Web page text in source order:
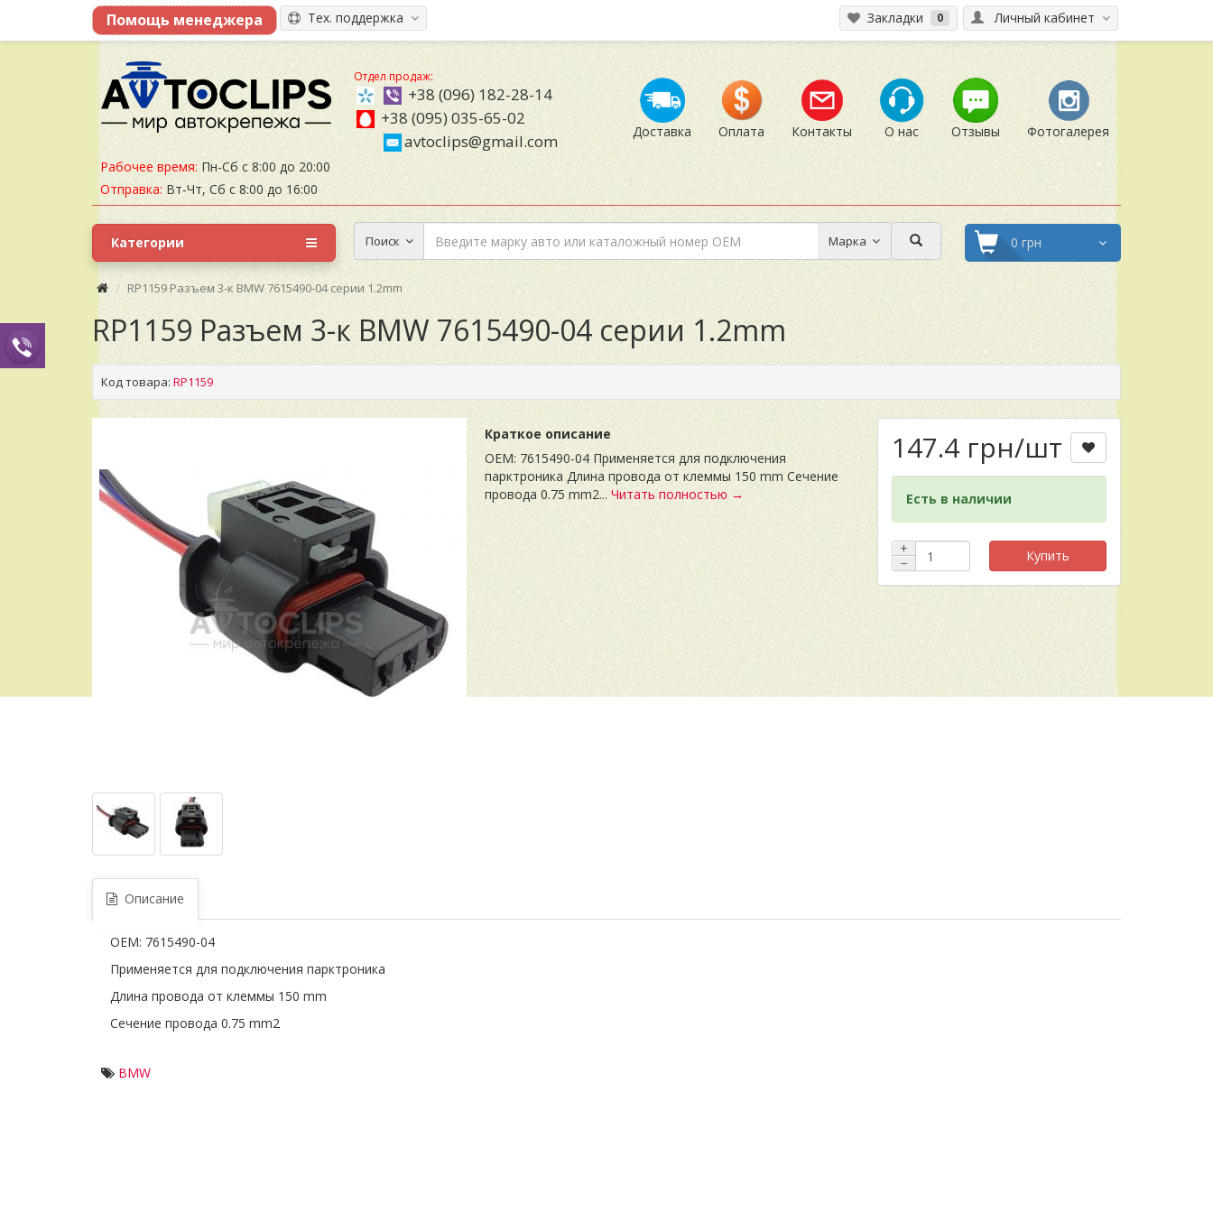
Личный кабинет
Тех. поддержка Закладки 0
Рабочее время: Пн-Сб с 8:00 до 20:00
Отправка: Вт-Чт, Сб с 8:00 до 16:00
Отдел продаж:
+38 (096) 182-28-14
+38 (095) 035-65-02
avtoclips@gmail.com
Доставка Оплата Контакты О нас Отзывы Фотогалерея
Поиск Марка 0 грн
Категории
RP1159 Разъем 3-к BMW 7615490-04 серии 1.2mm
RP1159 Разъем 3-к BMW 7615490-04 серии 1.2mm
Код товара: RP1159
Краткое описание
OEM: 7615490-04 Применяется для подключения
парктроника Длина провода от клеммы 150 mm Сечение
провода 0.75 mm2... Читать полностью →
147.4 грн/шт
Есть в наличии
+
−
Купить
Описание
OEM: 7615490-04
Применяется для подключения парктроника
Длина провода от клеммы 150 mm
Сечение провода 0.75 mm2
BMW